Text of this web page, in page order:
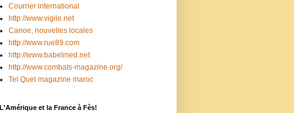
Courrier international
http://www.vigile.net
Canoe, nouvelles locales
http://www.rue89.com
http://www.babelmed.net
http://www.combats-magazine.org/
Tel Quel magazine maroc
L'Amérique et la France à Fès!